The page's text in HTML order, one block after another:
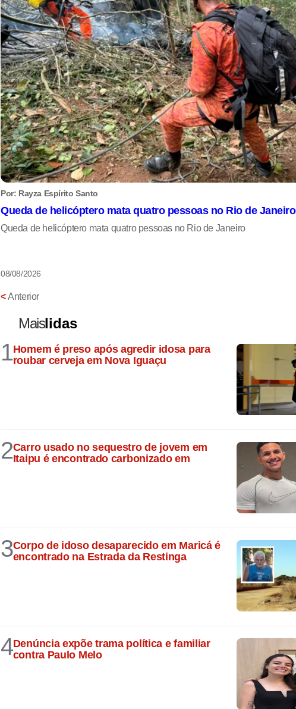
Por: Rayza Espírito Santo
Queda de helicóptero mata quatro pessoas no Rio de Janeiro
Queda de helicóptero mata quatro pessoas no Rio de Janeiro
08/08/2026
<Anterior
Maislidas
1Homem é preso após agredir idosa para
roubar cerveja em Nova Iguaçu
2Carro usado no sequestro de jovem em
Itaipu é encontrado carbonizado em
3Corpo de idoso desaparecido em Maricá é
encontrado na Estrada da Restinga
4Denúncia expõe trama política e familiar
contra Paulo Melo